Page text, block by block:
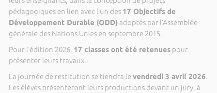
pédagogiques en lien avec l’un des 17 Objectifs de
Développement Durable (ODD)adoptés par l’Assemblée
générale des Nations Unies en septembre 2015.
Pour l’édition 2026, 17 classes ont été retenuespour
présenter leurs travaux.
La journée de restitution se tiendra levendredi 3 avril 2026.
Les élèves présenteront leurs productions devant un jury, à